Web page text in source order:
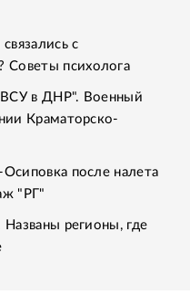
с
психолога
в ДНР". Военный
Краматорско-
после налета
"РГ"
регионы, где